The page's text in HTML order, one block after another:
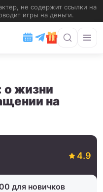
о жизни
на
для новичков